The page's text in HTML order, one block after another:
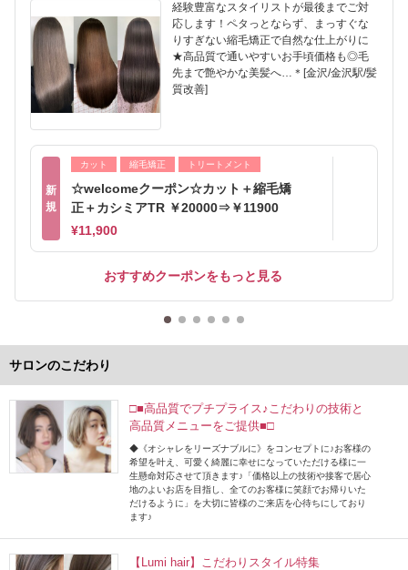
経験豊富なスタイリストが最後までご対
応します！ペタっとならず、まっすぐな
りすぎない縮毛矯正で自然な仕上がりに
★高品質で通いやすいお手頃価格も◎毛
先まで艶やかな美髪へ…＊[金沢/金沢駅/髪
質改善]
新
規
カット 縮毛矯正 トリートメント
☆welcomeクーポン☆カット＋縮毛矯
正＋カシミアTR ￥20000⇒￥11900
¥11,900
おすすめクーポンをもっと見る
サロンのこだわり
□■高品質でプチプライス♪こだわりの技術と
高品質メニューをご提供■□
◆《オシャレをリーズナブルに》をコンセプトに♪お客様の
希望を叶え、可愛く綺麗に幸せになっていただける様に一
生懸命対応させて頂きます♪「価格以上の技術や接客で居心
地のよいお店を目指し、全てのお客様に笑顔でお帰りいた
だけるように」を大切に皆様のご来店を心待ちにしており
ます♪
【Lumi hair】こだわりスタイル特集